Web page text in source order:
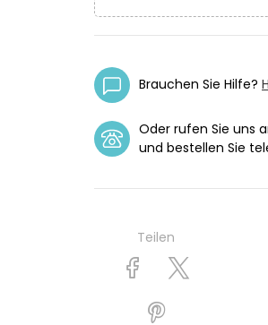
Brauchen Sie Hilfe?
Oder rufen Sie uns
und bestellen Sie
Teilen